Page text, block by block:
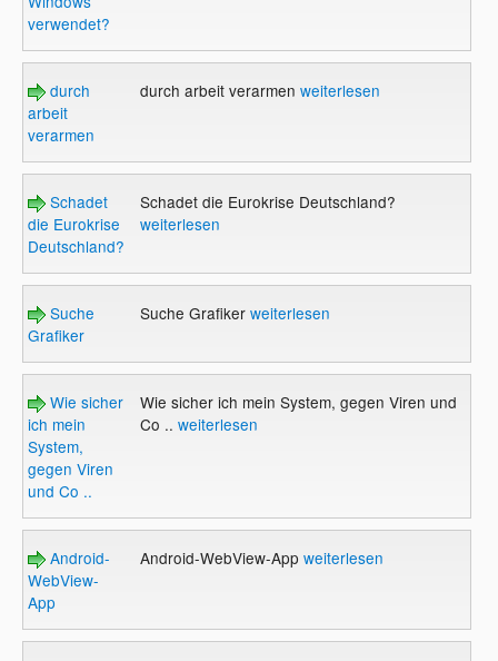
verwendet?
durch
arbeit
verarmen
durch arbeit verarmen weiterlesen
Schadet
die Eurokrise
Deutschland?
Schadet die Eurokrise Deutschland?
weiterlesen
Suche
Grafiker
Suche Grafiker weiterlesen
Wie sicher
ich mein
System,
gegen Viren
und Co ..
Wie sicher ich mein System, gegen Viren und
Co .. weiterlesen
Android-
WebView-
App
Android-WebView-App weiterlesen